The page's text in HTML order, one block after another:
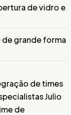
de vidro e
de grande
de times
Julio
de